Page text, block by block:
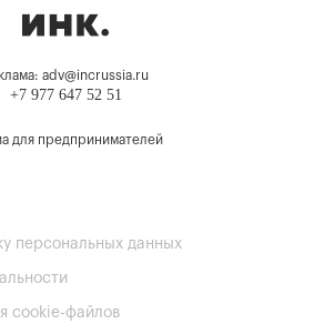
adv@incrussia.ru
+7 977 647 52 51
для предпринимателей
персональных данных
cookie-файлов